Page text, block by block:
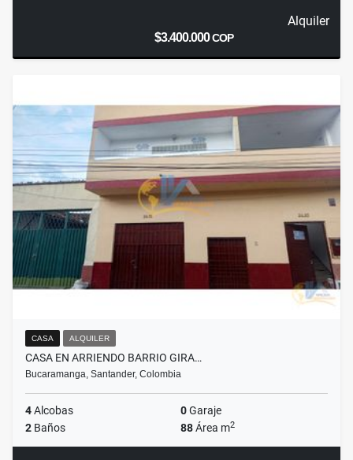
Alquiler
$3.400.000COP
CASA ALQUILER
CASA EN ARRIENDO BARRIO GIRA…
Bucaramanga, Santander, Colombia
4Alcobas 0Garaje
2 Baños 88Área m2